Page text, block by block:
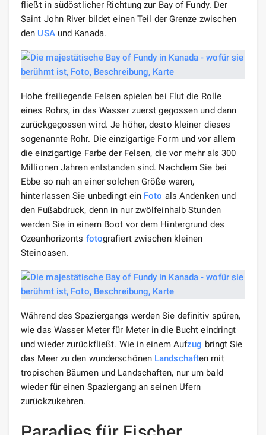
fließt in südöstlicher Richtung zur Bay of Fundy. Der
Saint John River bildet einen Teil der Grenze zwischen
den USAund Kanada.
Hohe freiliegende Felsen spielen bei Flut die Rolle
eines Rohrs, in das Wasser zuerst gegossen und dann
zurückgegossen wird. Je höher, desto kleiner dieses
sogenannte Rohr. Die einzigartige Form und vor allem
die einzigartige Farbe der Felsen, die vor mehr als 300
Millionen Jahren entstanden sind. Nachdem Sie bei
Ebbe so nah an einer solchen Größe waren,
hinterlassen Sie unbedingt ein Foto als Andenken und
den Fußabdruck, denn in nur zwölfeinhalb Stunden
werden Sie in einem Boot vor dem Hintergrund des
Ozeanhorizonts fotografiert zwischen kleinen
Steinoasen.
Während des Spaziergangs werden Sie definitiv spüren,
wie das Wasser Meter für Meter in die Bucht eindringt
und wieder zurückfließt. Wie in einem Aufzug bringt Sie
das Meer zu den wunderschönen Landschaften mit
tropischen Bäumen und Landschaften, nur um bald
wieder für einen Spaziergang an seinen Ufern
zurückzukehren.